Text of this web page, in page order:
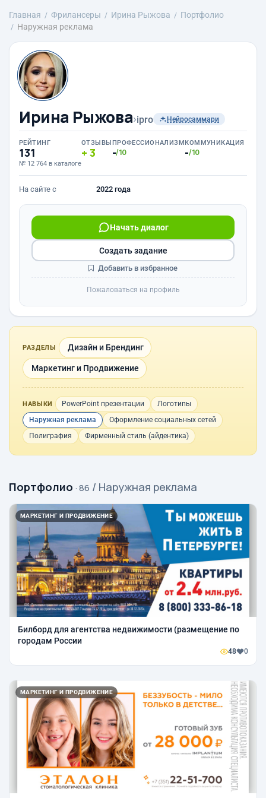
Главная Фрилансеры Ирина Рыжова
Портфолио
Наружная реклама
Ирина Рыжова›ipro Нейросаммари
РЕЙТИНГ
131
№ 12 764 в каталоге
ОТЗЫВЫ
3
ПРОФЕССИОНАЛИЗМ
-/10
КОММУНИКАЦИЯ
-/10
На сайте с 2022 года
Начать диалог
Создать задание
Добавить в избранное
Пожаловаться на профиль
РАЗДЕЛЫ Дизайн и Брендинг
Маркетинг и Продвижение
НАВЫКИ PowerPoint презентации
Логотипы
Наружная реклама
Оформление социальных сетей
Полиграфия
Фирменный стиль (айдентика)
Портфолио · 86 / Наружная реклама
МАРКЕТИНГ И ПРОДВИЖЕНИЕ
Билборд для агентства недвижимости (размещение по
городам России
48 0
МАРКЕТИНГ И ПРОДВИЖЕНИЕ